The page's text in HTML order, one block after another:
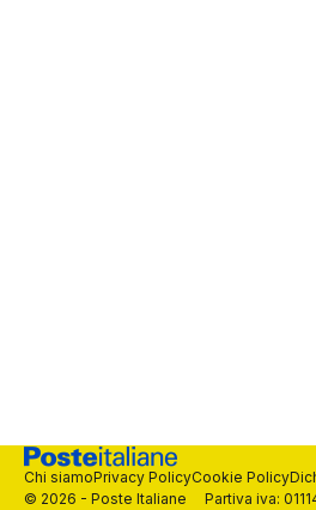
© 2026 - Poste Italiane Partiva iva:
Chi siamoPrivacy PolicyCookie Policy